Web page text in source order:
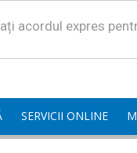
acordul expres
SERVICII ONLINE